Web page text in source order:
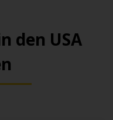
eine praktische
Lot L22)
den USA